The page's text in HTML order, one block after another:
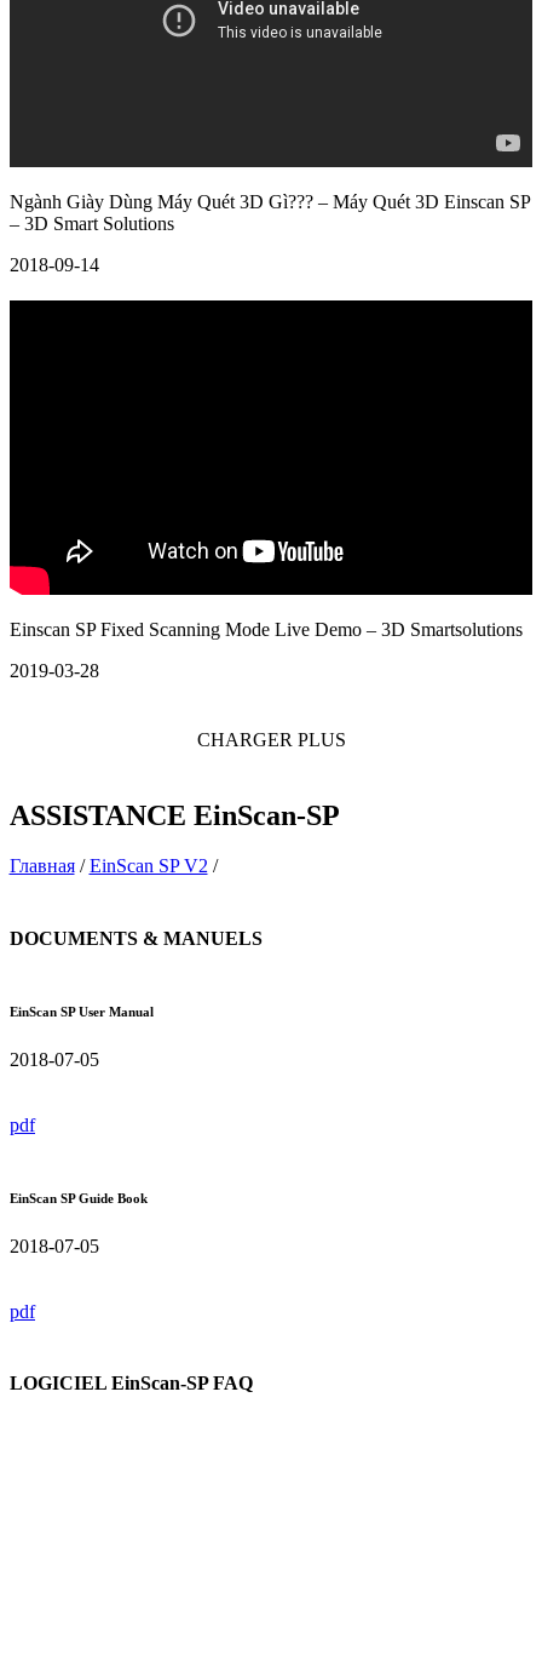
Ngành Giày Dùng Máy Quét 3D Gì??? – Máy Quét 3D Einscan SP
– 3D Smart Solutions
2018-09-14
Einscan SP Fixed Scanning Mode Live Demo – 3D Smartsolutions
2019-03-28
CHARGER PLUS
ASSISTANCE EinScan-SP
Главная/EinScan SP V2/
DOCUMENTS & MANUELS
EinScan SP User Manual
2018-07-05
pdf
EinScan SP Guide Book
2018-07-05
pdf
LOGICIEL EinScan-SP FAQ